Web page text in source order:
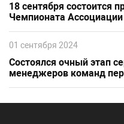
18 сентября состоится
Чемпионата Ассоциации
01 сентября 2024
Состоялся очный этап
менеджеров команд